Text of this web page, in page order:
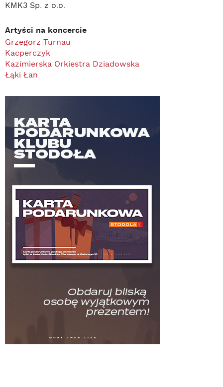
KMK3 Sp. z o.o.
Artyści na koncercie
Grzegorz Turnau
Kacperczyk
Kazimierska Orkiestra Dziadowska
Łąki Łan